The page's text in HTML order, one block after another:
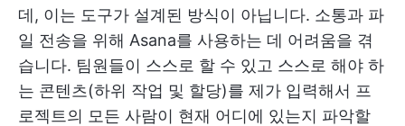
데, 이는 도구가 설계된 방식이 아닙니다. 소통과 파
일 전송을 위해 Asana를 사용하는 데 어려움을 겪
습니다. 팀원들이 스스로 할 수 있고 스스로 해야 하
는 콘텐츠(하위 작업 및 할당)를 제가 입력해서 프
로젝트의 모든 사람이 현재 어디에 있는지 파악할